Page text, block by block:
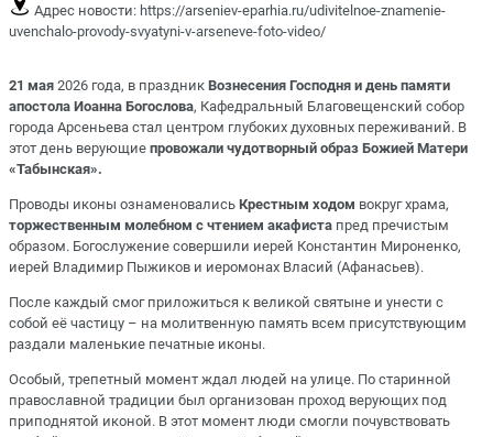
Адрес новости: https://arseniev-eparhia.ru/udivitelnoe-znamenie-
uvenchalo-provody-svyatyni-v-arseneve-foto-video/
21 мая 2026 года, в праздник Вознесения Господня и день памяти
апостола Иоанна Богослова, Кафедральный Благовещенский собор
города Арсеньева стал центром глубоких духовных переживаний. В
этот день верующие провожали чудотворный образ Божией Матери
«Табынская».
Проводы иконы ознаменовались Крестным ходом вокруг храма,
торжественным молебном с чтением акафиста пред пречистым
образом. Богослужение совершили иерей Константин Мироненко,
иерей Владимир Пыжиков и иеромонах Власий (Афанасьев).
После каждый смог приложиться к великой святыне и унести с
собой её частицу – на молитвенную память всем присутствующим
раздали маленькие печатные иконы.
Особый, трепетный момент ждал людей на улице. По старинной
православной традиции был организован проход верующих под
приподнятой иконой. В этот момент люди смогли почувствовать